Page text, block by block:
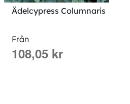
Ädelcypress Columnaris
Från
108,05 kr